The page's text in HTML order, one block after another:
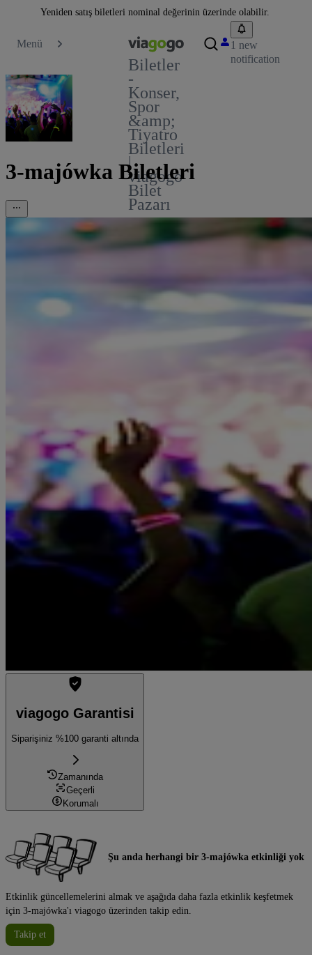
Yeniden satış biletleri nominal değerinin üzerinde olabilir.
Menü
Biletler
-
Konser,
Spor
&amp;
Tiyatro
Biletleri
|
viagogo
Bilet
Pazarı
1 new
notification
3-majówka Biletleri
viagogo Garantisi
Siparişiniz %100 garanti altında
Zamanında
Geçerli
Korumalı
Şu anda herhangi bir 3-majówka etkinliği yok
Etkinlik güncellemelerini almak ve aşağıda daha fazla etkinlik keşfetmek
için 3-majówka'ı viagogo üzerinden takip edin.
Takip et